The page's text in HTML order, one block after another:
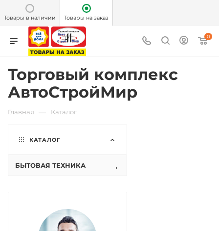
Товары в наличии Товары на заказ
0
Торговый комплекс
АвтоСтройМир
Главная Каталог
КАТАЛОГ
БЫТОВАЯ ТЕХНИКА